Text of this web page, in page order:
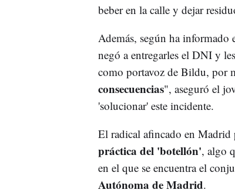
beber en la calle y dejar
Además, según ha informado
negó a entregarles el DNI y
como portavoz de Bildu, por
consecuencias", aseguró el
'solucionar' este incidente.
El radical afincado en Madrid
práctica del 'botellón', algo
en el que se encuentra el
Autónoma de Madrid.